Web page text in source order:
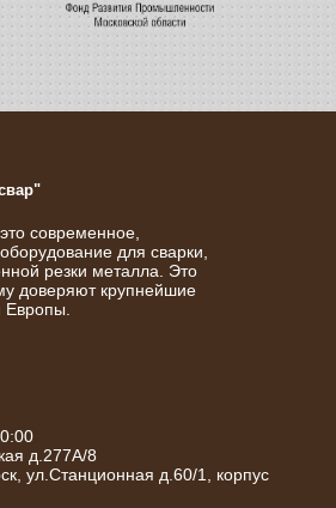
современное,
для сварки,
резки металла. Это
доверяют крупнейшие
Европы.
д.277А/8
ул.Станционная д.60/1, корпус